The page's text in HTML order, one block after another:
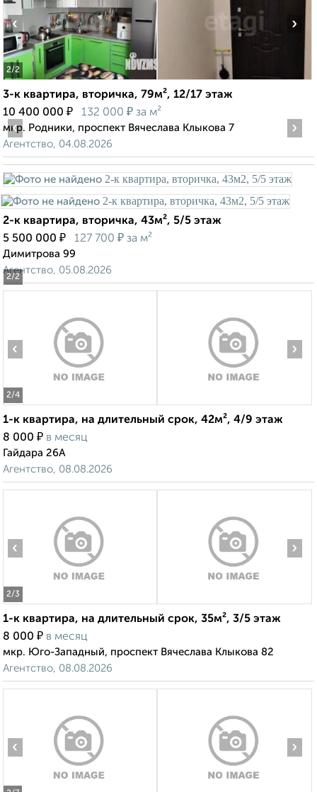
2/2
‹ ›
3-к квартира, вторичка, 79м², 12/17 этаж
10 400 000 ₽ 132 000 ₽ за м²
мкр. Родники, проспект Вячеслава Клыкова 7
Агентство, 04.08.2026
2/2
‹ ›
2-к квартира, вторичка, 43м², 5/5 этаж
5 500 000 ₽ 127 700 ₽ за м²
Димитрова 99
Агентство, 05.08.2026
2/4
‹ ›
1-к квартира, на длительный срок, 42м², 4/9 этаж
8 000 ₽ в месяц
Гайдара 26А
Агентство, 08.08.2026
2/3
‹ ›
1-к квартира, на длительный срок, 35м², 3/5 этаж
8 000 ₽ в месяц
мкр. Юго-Западный, проспект Вячеслава Клыкова 82
Агентство, 08.08.2026
‹ ›